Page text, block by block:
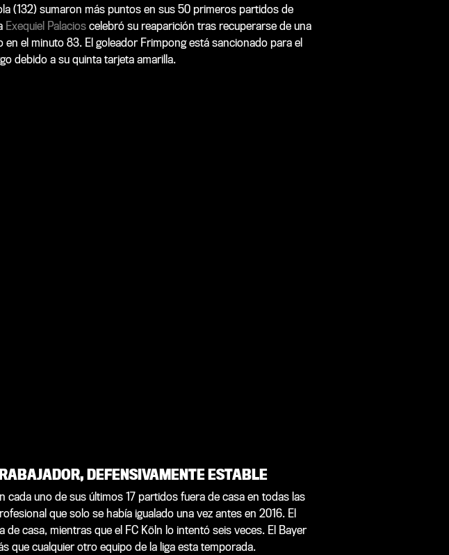
(132) sumaron más puntos en sus 50 primeros partidos de
Exequiel Palacioscelebró su reaparición tras recuperarse de una
el minuto 83. El goleador Frimpong está sancionado para el
debido a su quinta tarjeta amarilla.
DEFENSIVAMENTE ESTABLE
cada uno de sus últimos 17 partidos fuera de casa en todas las
que solo se había igualado una vez antes en 2016. El
casa, mientras que el FC Köln lo intentó seis veces. El Bayer
que cualquier otro equipo de la liga esta temporada.